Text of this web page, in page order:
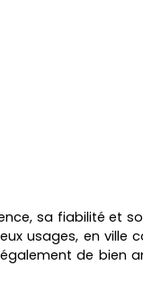
sa fiabilité et
usages, en ville
de bien